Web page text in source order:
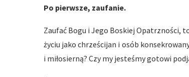
Po pierwsze, zaufanie.
Zaufać Bogu i Jego Boskiej Opatrzności,
życiu jako chrześcijan i osób
i miłosierną? Czy my jesteśmy gotowi